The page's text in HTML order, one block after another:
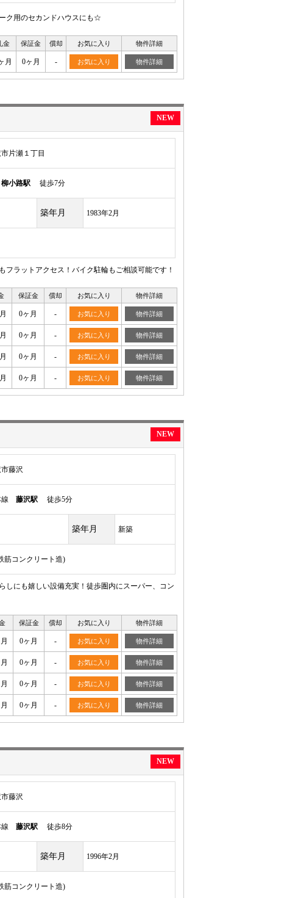
ク用のセカンドハウスにも☆
金 保証金 償却 お気に入り 物件詳細
月 0ヶ月 - お気に入り 物件詳細
NEW
片瀬１丁目
柳小路駅 徒歩7分
築年月 1983年2月
ラットアクセス！バイク駐輪もご相談可能です！
保証金 償却 お気に入り 物件詳細
0ヶ月 - お気に入り 物件詳細
0ヶ月 - お気に入り 物件詳細
0ヶ月 - お気に入り 物件詳細
0ヶ月 - お気に入り 物件詳細
NEW
藤沢
線 藤沢駅 徒歩5分
築年月 新築
筋コンクリート造)
にも嬉しい設備充実！徒歩圏内にスーパー、コン
保証金 償却 お気に入り 物件詳細
0ヶ月 - お気に入り 物件詳細
0ヶ月 - お気に入り 物件詳細
0ヶ月 - お気に入り 物件詳細
0ヶ月 - お気に入り 物件詳細
NEW
藤沢
線 藤沢駅 徒歩8分
築年月 1996年2月
筋コンクリート造)